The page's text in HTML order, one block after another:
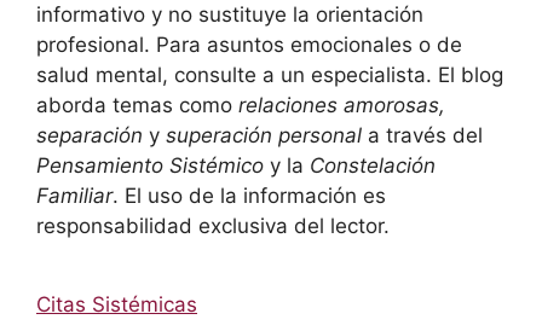
informativo y no sustituye la orientación
profesional. Para asuntos emocionales o de
salud mental, consulte a un especialista. El blog
aborda temas como relaciones amorosas,
separación y superación personal a través del
Pensamiento Sistémico y la Constelación
Familiar. El uso de la información es
responsabilidad exclusiva del lector.
Citas Sistémicas